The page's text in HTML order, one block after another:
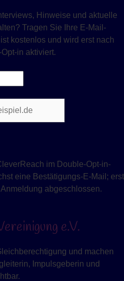
Hinweise und aktuelle
Tragen Sie Ihre E-Mail-
kostenlos und wird erst nach
in aktiviert.
im Double-Opt-in-
eine Bestätigungs-E-Mail; erst
abgeschlossen.
e.V.
und machen
Impulsgeberin und